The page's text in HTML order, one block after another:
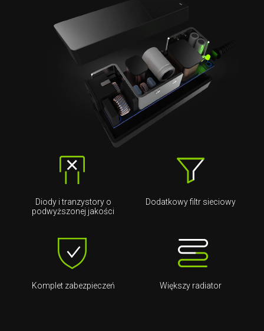
Diody i tranzystory o
podwyższonej jakości
Dodatkowy filtr sieciowy
Komplet zabezpieczeń Większy radiator